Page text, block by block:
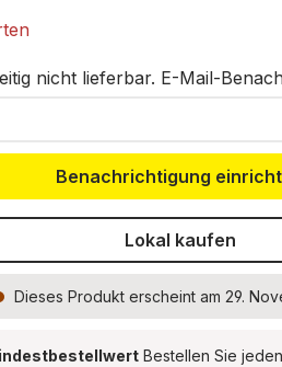
nicht lieferbar. E-Mail-
Benachrichtigung
Lokal kaufen
Dieses Produkterscheint am 29.
Bestellen Sie